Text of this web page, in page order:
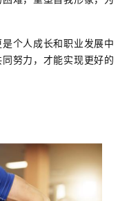
个人成长和职业发展中
努力，才能实现更好的